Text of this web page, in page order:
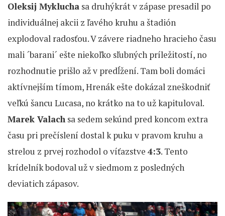
Oleksij Myklucha sa druhýkrát v zápase presadil po
individuálnej akcii z ľavého kruhu a štadión
explodoval radosťou. V závere riadneho hracieho času
mali ´barani´ ešte niekoľko sľubných príležitostí, no
rozhodnutie prišlo až v predĺžení. Tam boli domáci
aktívnejším tímom, Hrenák ešte dokázal zneškodniť
veľkú šancu Lucasa, no krátko na to už kapituloval.
Marek Valach sa sedem sekúnd pred koncom extra
času pri prečíslení dostal k puku v pravom kruhu a
strelou z prvej rozhodol o víťazstve 4:3. Tento
krídelník bodoval už v siedmom z posledných
deviatich zápasov.